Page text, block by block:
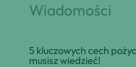
Wiadomości
5 kluczowych cech
musisz wiedzieć!